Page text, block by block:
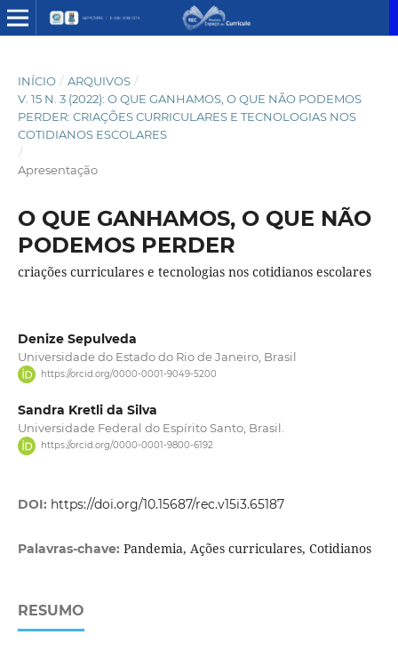
INÍCIO / ARQUIVOS /
V. 15 N. 3 (2022): O QUE GANHAMOS, O QUE NÃO PODEMOS
PERDER: CRIAÇÕES CURRICULARES E TECNOLOGIAS NOS
COTIDIANOS ESCOLARES
/
Apresentação
O QUE GANHAMOS, O QUE NÃO
PODEMOS PERDER
criações curriculares e tecnologias nos cotidianos escolares
Denize Sepulveda
Universidade do Estado do Rio de Janeiro, Brasil
https://orcid.org/0000-0001-9049-5200
Sandra Kretli da Silva
Universidade Federal do Espírito Santo, Brasil.
https://orcid.org/0000-0001-9800-6192
DOI: https://doi.org/10.15687/rec.v15i3.65187
Palavras-chave: Pandemia, Ações curriculares, Cotidianos
RESUMO